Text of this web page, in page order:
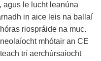
agus le lucht leanúna
in aice leis na ballaí
riospráide na muc.
mhótair an CE
trí aerchúrsaíocht